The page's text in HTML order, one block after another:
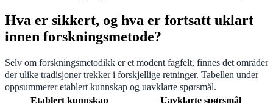
Hva er sikkert, og hva er fortsatt uklart
innen forskningsmetode?
Selv om forskningsmetodikk er et modent fagfelt, finnes det områder
der ulike tradisjoner trekker i forskjellige retninger. Tabellen under
oppsummerer etablert kunnskap og uavklarte spørsmål.
Etablert kunnskap
Uavklarte spørsmål